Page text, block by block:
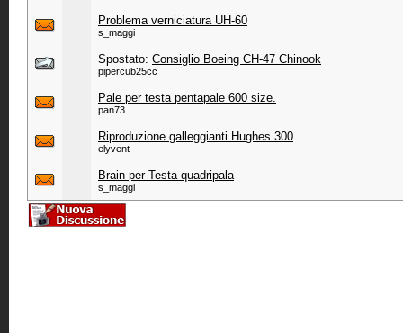
Problema verniciatura UH-60
s_maggi
Spostato: Consiglio Boeing CH-47 Chinook
pipercub25cc
Pale per testa pentapale 600 size.
pan73
Riproduzione galleggianti Hughes 300
elyvent
Brain per Testa quadripala
s_maggi